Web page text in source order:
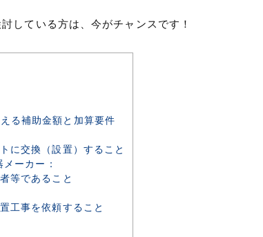
している方は、今がチャンスです！
る補助金額と加算要件
に交換（設置）すること
ーカー：
等であること
工事を依頼すること